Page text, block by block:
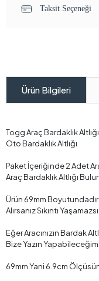
Taksit Seçeneği
Ürün Bilgileri
Togg Araç Bardaklık
Oto Bardaklık Altlığı
Paket İçeriğinde 2 Adet
Araç Bardaklık Altlığı
Ürün 69mm Boyutundadır
Alırsanız Sıkıntı
Eğer Aracınızın Bardak
Bize Yazın
69mm Yani 6.9cm